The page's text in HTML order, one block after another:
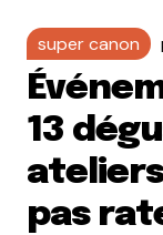
super canon
13
pas